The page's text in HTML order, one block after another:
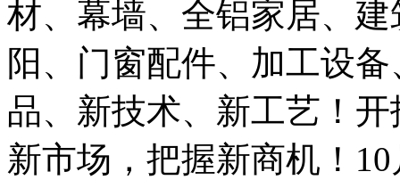
材、幕墙、全铝家居、
阳、门窗配件、加工设
品、新技术、新工艺！
新市场，把握新商机！